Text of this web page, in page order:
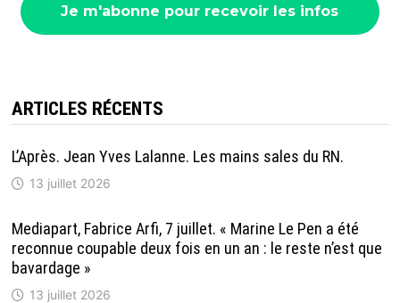
ARTICLES RÉCENTS
L’Après. Jean Yves Lalanne. Les mains sales du RN.
13 juillet 2026
Mediapart, Fabrice Arfi, 7 juillet. « Marine Le Pen a été
reconnue coupable deux fois en un an : le reste n’est que
bavardage »
13 juillet 2026